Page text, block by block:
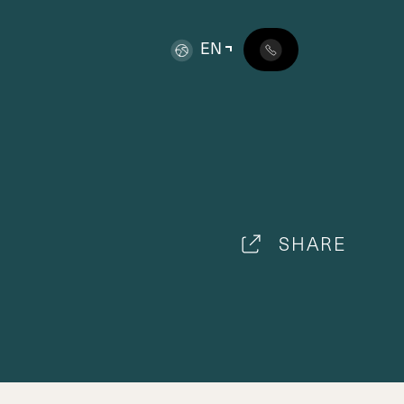
EN
SHARE